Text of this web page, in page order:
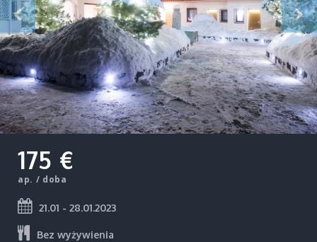
175 €
ap. / doba
21.01 - 28.01.2023
Bez wyżywienia